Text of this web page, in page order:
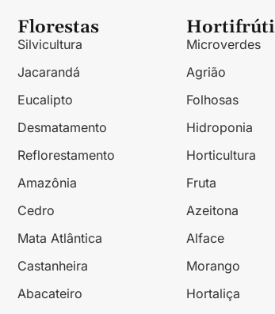
Florestas
Silvicultura
Jacarandá
Eucalipto
Desmatamento
Reflorestamento
Amazônia
Cedro
Mata Atlântica
Castanheira
Abacateiro
Hortifrúti
Microverdes
Agrião
Folhosas
Hidroponia
Horticultura
Fruta
Azeitona
Alface
Morango
Hortaliça